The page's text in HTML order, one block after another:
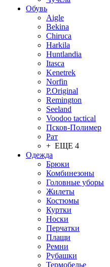
Обувь
Aigle
Bekina
Chiruсa
Harkila
Huntlandia
Itasca
Kenetrek
Norfin
P.Original
Remington
Seeland
Voodoo tactical
Псков-Полимер
Рат
+ ЕЩЕ 4
Одежда
Брюки
Комбинезоны
Головные уборы
Жилеты
Костюмы
Куртки
Носки
Перчатки
Плащи
Ремни
Рубашки
Термобелье